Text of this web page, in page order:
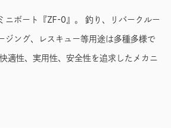
ニボート『ZF-0』。 釣り、リバークルー
ジング、レスキュー等用途は多種多様で
適性、実用性、安全性を追求したメカニ